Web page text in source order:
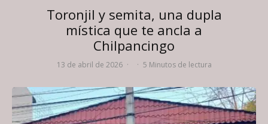
Toronjil y semita, una dupla
mística que te ancla a
Chilpancingo
13 de abril de 2026 · · 5 Minutos de lectura